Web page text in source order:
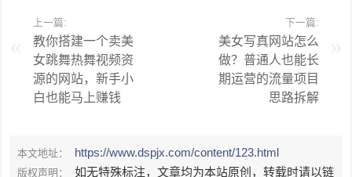
上一篇:
教你搭建一个卖美
女跳舞热舞视频资
源的网站，新手小
白也能马上赚钱
下一篇:
美女写真网站怎么
做？普通人也能长
期运营的流量项目
思路拆解
本文地址： https://www.dspjx.com/content/123.html
版权声明：
如无特殊标注，文章均为本站原创，转载时请以链